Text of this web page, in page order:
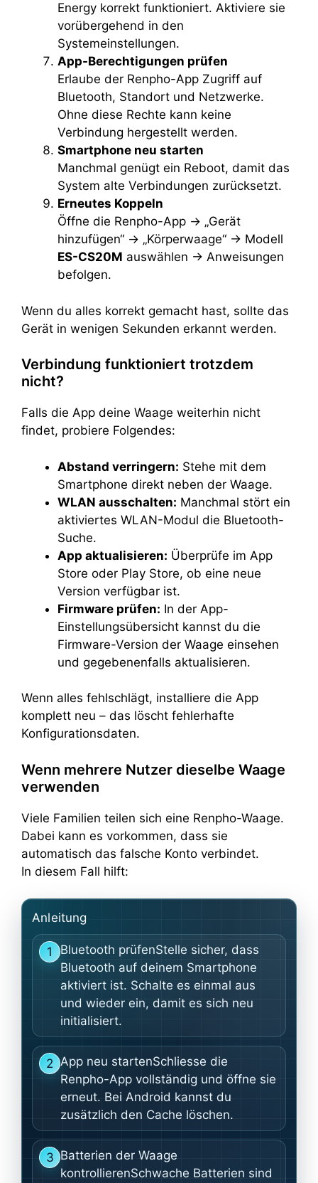
Energy korrekt funktioniert. Aktiviere sie
vorübergehend in den
Systemeinstellungen.
App-Berechtigungen prüfen
Erlaube der Renpho-App Zugriff auf
Bluetooth, Standort und Netzwerke.
Ohne diese Rechte kann keine
Verbindung hergestellt werden.
Smartphone neu starten
Manchmal genügt ein Reboot, damit das
System alte Verbindungen zurücksetzt.
Erneutes Koppeln
Öffne die Renpho-App → „Gerät
hinzufügen“ → „Körperwaage“ → Modell
ES-CS20M auswählen → Anweisungen
befolgen.
Wenn du alles korrekt gemacht hast, sollte das
Gerät in wenigen Sekunden erkannt werden.
Verbindung funktioniert trotzdem
nicht?
Falls die App deine Waage weiterhin nicht
findet, probiere Folgendes:
Abstand verringern: Stehe mit dem
Smartphone direkt neben der Waage.
WLAN ausschalten: Manchmal stört ein
aktiviertes WLAN-Modul die Bluetooth-
Suche.
App aktualisieren: Überprüfe im App
Store oder Play Store, ob eine neue
Version verfügbar ist.
Firmware prüfen: In der App-
Einstellungsübersicht kannst du die
Firmware-Version der Waage einsehen
und gegebenenfalls aktualisieren.
Wenn alles fehlschlägt, installiere die App
komplett neu – das löscht fehlerhafte
Konfigurationsdaten.
Wenn mehrere Nutzer dieselbe Waage
verwenden
Viele Familien teilen sich eine Renpho-Waage.
Dabei kann es vorkommen, dass sie
automatisch das falsche Konto verbindet.
In diesem Fall hilft:
Anleitung
1 Bluetooth prüfenStelle sicher, dass
Bluetooth auf deinem Smartphone
aktiviert ist. Schalte es einmal aus
und wieder ein, damit es sich neu
initialisiert.
2 App neu startenSchliesse die
Renpho-App vollständig und öffne sie
erneut. Bei Android kannst du
zusätzlich den Cache löschen.
3 Batterien der Waage
kontrollierenSchwache Batterien sind